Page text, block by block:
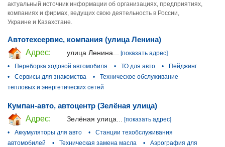
актуальный источник информации об организациях, предприятиях,
компаниях и фирмах, ведущих свою деятельность в России,
Украине и Казахстане.
Автотехсервис, компания (улица Ленина)
Адрес:
улица Ленина...
[показать адрес]
•
Переборка ходовой автомобиля • ТО для авто •
Пейджинг
•
Сервисы для знакомства •
Техническое обслуживание
тепловых и энергетических сетей
Кумпан-авто, автоцентр (Зелёная улица)
Адрес:
Зелёная улица...
[показать адрес]
•
Аккумуляторы для авто •
Станции техобслуживания
автомобилей
• Техническая замена масла •
Аэрография для